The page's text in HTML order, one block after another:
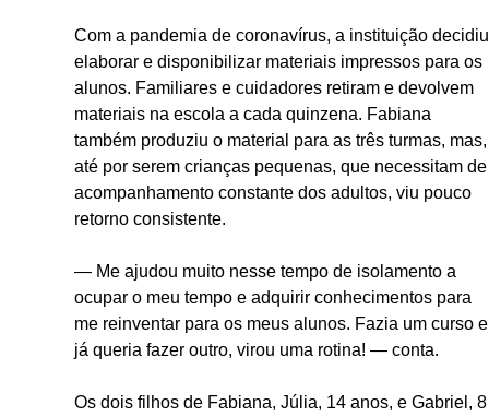
Com a pandemia de coronavírus, a instituição decidiu
elaborar e disponibilizar materiais impressos para os
alunos. Familiares e cuidadores retiram e devolvem
materiais na escola a cada quinzena. Fabiana
também produziu o material para as três turmas, mas,
até por serem crianças pequenas, que necessitam de
acompanhamento constante dos adultos, viu pouco
retorno consistente.
— Me ajudou muito nesse tempo de isolamento a
ocupar o meu tempo e adquirir conhecimentos para
me reinventar para os meus alunos. Fazia um curso e
já queria fazer outro, virou uma rotina! — conta.
Os dois filhos de Fabiana, Júlia, 14 anos, e Gabriel, 8